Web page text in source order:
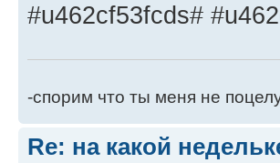
#u462cf53fcds#
-спорим что ты меня не
Re: на какой